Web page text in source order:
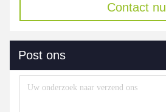
Contact nu
Post ons